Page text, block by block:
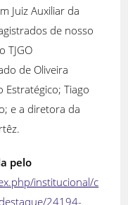
Juiz Auxiliar da
de nosso
TJGO
de Oliveira
Estratégico; Tiago
e a diretora da
pelo
institucional/c
24194-